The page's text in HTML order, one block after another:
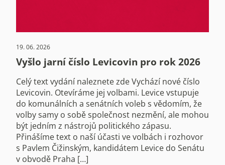
19. 06. 2026
Vyšlo jarní číslo Levicovin pro rok 2026
Celý text vydání naleznete zde Vychází nové číslo
Levicovin. Otevíráme jej volbami. Levice vstupuje
do komunálních a senátních voleb s vědomím, že
volby samy o sobě společnost nezmění, ale mohou
být jedním z nástrojů politického zápasu.
Přinášíme text o naší účasti ve volbách i rozhovor
s Pavlem Čižinským, kandidátem Levice do Senátu
v obvodě Praha […]